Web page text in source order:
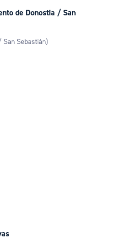
de Donostia / San
Sebastián)